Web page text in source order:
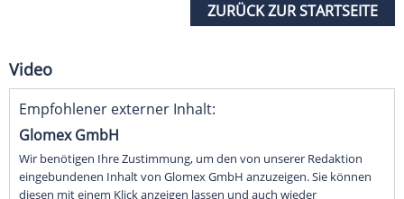
ZURÜCK ZUR STARTSEITE
Video
Empfohlener externer Inhalt:
Glomex GmbH
Wir benötigen Ihre Zustimmung, um den von unserer Redaktion
eingebundenen Inhalt von Glomex GmbH anzuzeigen. Sie können
diesen mit einem Klick anzeigen lassen und auch wieder